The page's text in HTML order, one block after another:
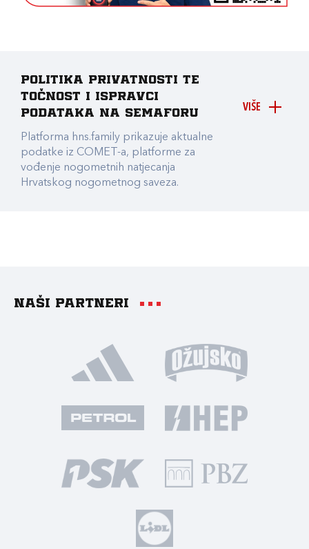
VIŠE
Politika privatnosti te
točnost i ispravci
podataka na Semaforu
Platforma hns.family prikazuje aktualne
podatke iz COMET-a, platforme za
vođenje nogometnih natjecanja
Hrvatskog nogometnog saveza.
Naši partneri